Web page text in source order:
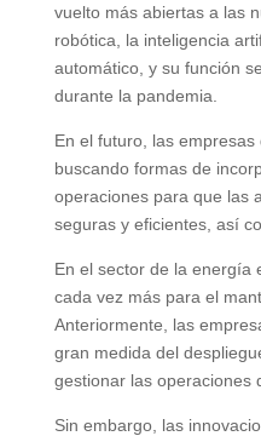
vuelto más abiertas a las
robótica, la inteligencia
automático, y su función
durante la pandemia.
En el futuro, las
buscando formas de
operaciones para que las
seguras y eficientes, así
En el sector de la energía
cada vez más para el
Anteriormente, las
gran medida del
gestionar las operaciones
Sin embargo, las